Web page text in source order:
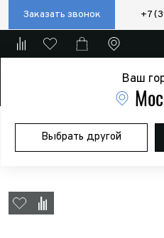
Заказать звонок +7
Ваш
Выбрать другой
Главная Магазин
Главный вал на лебёдку DV-